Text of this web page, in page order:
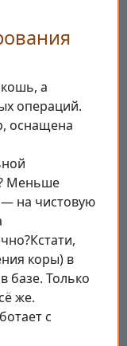
а
операций.
оснащена
Меньше
на чистовую
коры) в
базе. Только
же.
с